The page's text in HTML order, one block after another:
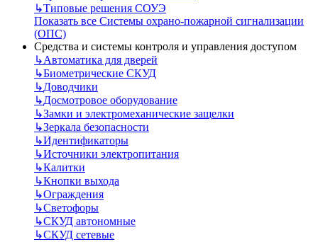
↳Типовые решения СОУЭ
Показать все Системы охрано-пожарной сигнализации
(ОПС)
Средства и системы контроля и управления доступом
↳Автоматика для дверей
↳Биометрические СКУД
↳Доводчики
↳Досмотровое оборудование
↳Замки и электромеханические защелки
↳Зеркала безопасности
↳Идентификаторы
↳Источники электропитания
↳Калитки
↳Кнопки выхода
↳Ограждения
↳Светофоры
↳СКУД автономные
↳СКУД сетевые